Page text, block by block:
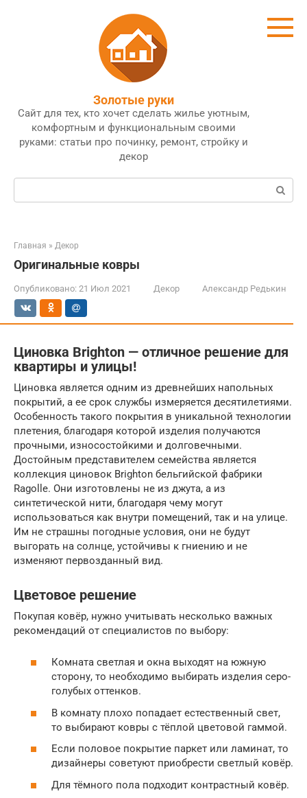
Золотые руки
Сайт для тех, кто хочет сделать жилье уютным,
комфортным и функциональным своими
руками: статьи про починку, ремонт, стройку и
декор
Поиск:
Главная » Декор
Оригинальные ковры
Опубликовано: 21 Июл 2021 Декор Александр Редькин
Циновка Brighton — отличное решение для
квартиры и улицы!
Циновка является одним из древнейших напольных
покрытий, а ее срок службы измеряется десятилетиями.
Особенность такого покрытия в уникальной технологии
плетения, благодаря которой изделия получаются
прочными, износостойкими и долговечными.
Достойным представителем семейства является
коллекция циновок Brighton бельгийской фабрики
Ragolle. Они изготовлены не из джута, а из
синтетической нити, благодаря чему могут
использоваться как внутри помещений, так и на улице.
Им не страшны погодные условия, они не будут
выгорать на солнце, устойчивы к гниению и не
изменяют первозданный вид.
Цветовое решение
Покупая ковёр, нужно учитывать несколько важных
рекомендаций от специалистов по выбору:
Комната светлая и окна выходят на южную
сторону, то необходимо выбирать изделия серо-
голубых оттенков.
В комнату плохо попадает естественный свет,
то выбирают ковры с тёплой цветовой гаммой.
Если половое покрытие паркет или ламинат, то
дизайнеры советуют приобрести светлый ковёр.
Для тёмного пола подходит контрастный ковёр.